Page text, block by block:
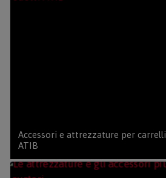
Accessori e attrezzature per
ATIB